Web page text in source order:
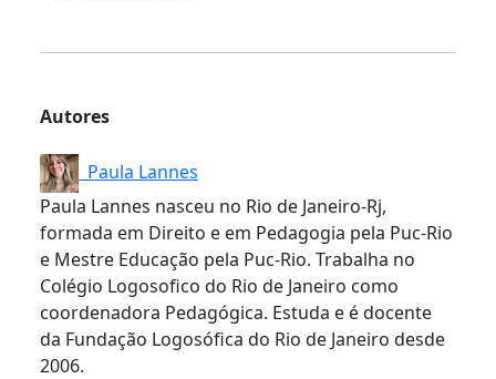
Autores
Paula Lannes
Paula Lannes nasceu no Rio de Janeiro-Rj,
formada em Direito e em Pedagogia pela Puc-Rio
e Mestre Educação pela Puc-Rio. Trabalha no
Colégio Logosofico do Rio de Janeiro como
coordenadora Pedagógica. Estuda e é docente
da Fundação Logosófica do Rio de Janeiro desde
2006.